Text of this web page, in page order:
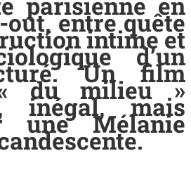
entre quête
intime et
d’un
Un film
du milieu »
inégal, mais
une Mélanie